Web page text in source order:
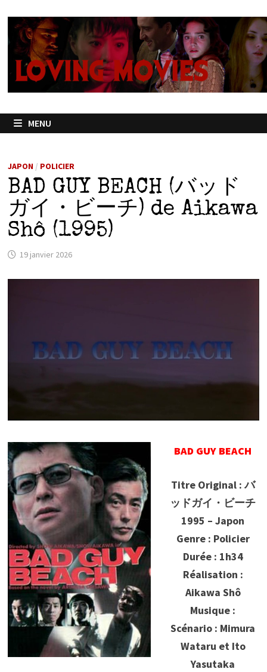
contenu
MENU
JAPON/ POLICIER
BAD GUY BEACH (バッド
ガイ・ビーチ) de Aikawa
Shô (1995)
19 janvier 2026
BAD GUY BEACH
Titre Original : バ
ッドガイ・ビーチ
1995 – Japon
Genre : Policier
Durée : 1h34
Réalisation :
Aikawa Shô
Musique :
Scénario : Mimura
Wataru et Ito
Yasutaka